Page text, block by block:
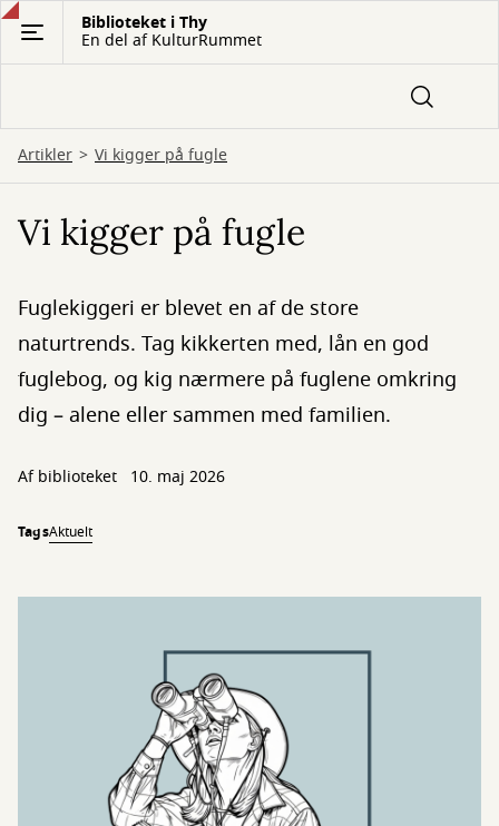
Gå
hovedindhold
Biblioteket i Thy
En del af KulturRummet
Artikler Vi kigger på fugle
Vi kigger på fugle
Fuglekiggeri er blevet en af de store
naturtrends. Tag kikkerten med, lån en god
fuglebog, og kig nærmere på fuglene omkring
dig – alene eller sammen med familien.
Af biblioteket 10. maj 2026
TagsAktuelt